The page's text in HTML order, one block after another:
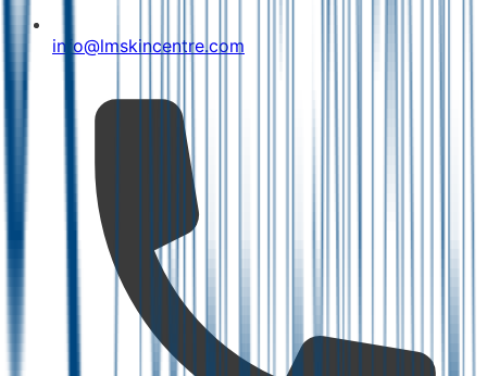
info@lmskincentre.com